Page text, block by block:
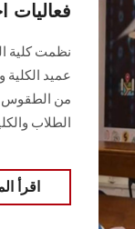
فعاليات
عميد الكلية
من الطقوس
الطلاب
اقرأ